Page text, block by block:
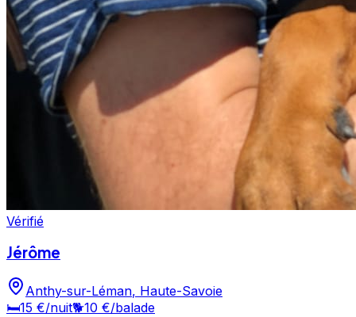
Vérifié
Jérôme
Anthy-sur-Léman, Haute-Savoie
🛏️15 €/nuit🐕10 €/balade